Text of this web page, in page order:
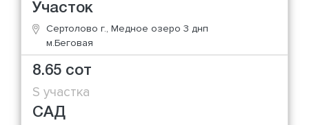
Участок
Сертолово г., Медное озеро 3 днп
м.Беговая
8.65 сот
S участка
САД